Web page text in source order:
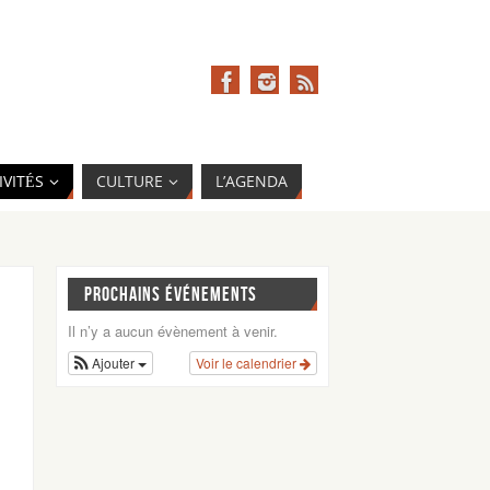
CULTURE L’AGENDA
PROCHAINS ÉVÉNEMENTS
Il n’y a aucun évènement à venir.
Voir le calendrier
Ajouter